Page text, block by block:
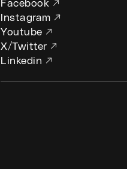
Facebook ↗
Instagram ↗
Youtube ↗
X/Twitter ↗
Linkedin ↗